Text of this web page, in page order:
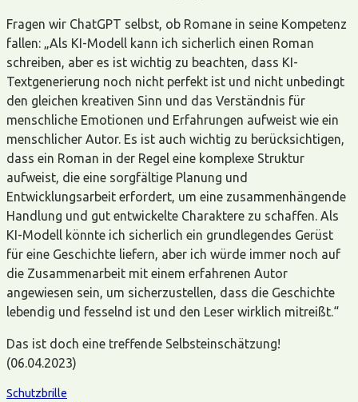
Fragen wir ChatGPT selbst, ob Romane in seine Kompetenz
fallen: „Als KI-Modell kann ich sicherlich einen Roman
schreiben, aber es ist wichtig zu beachten, dass KI-
Textgenerierung noch nicht perfekt ist und nicht unbedingt
den gleichen kreativen Sinn und das Verständnis für
menschliche Emotionen und Erfahrungen aufweist wie ein
menschlicher Autor. Es ist auch wichtig zu berücksichtigen,
dass ein Roman in der Regel eine komplexe Struktur
aufweist, die eine sorgfältige Planung und
Entwicklungsarbeit erfordert, um eine zusammenhängende
Handlung und gut entwickelte Charaktere zu schaffen. Als
KI-Modell könnte ich sicherlich ein grundlegendes Gerüst
für eine Geschichte liefern, aber ich würde immer noch auf
die Zusammenarbeit mit einem erfahrenen Autor
angewiesen sein, um sicherzustellen, dass die Geschichte
lebendig und fesselnd ist und den Leser wirklich mitreißt.“
Das ist doch eine treffende Selbsteinschätzung!
(06.04.2023)
Schutzbrille